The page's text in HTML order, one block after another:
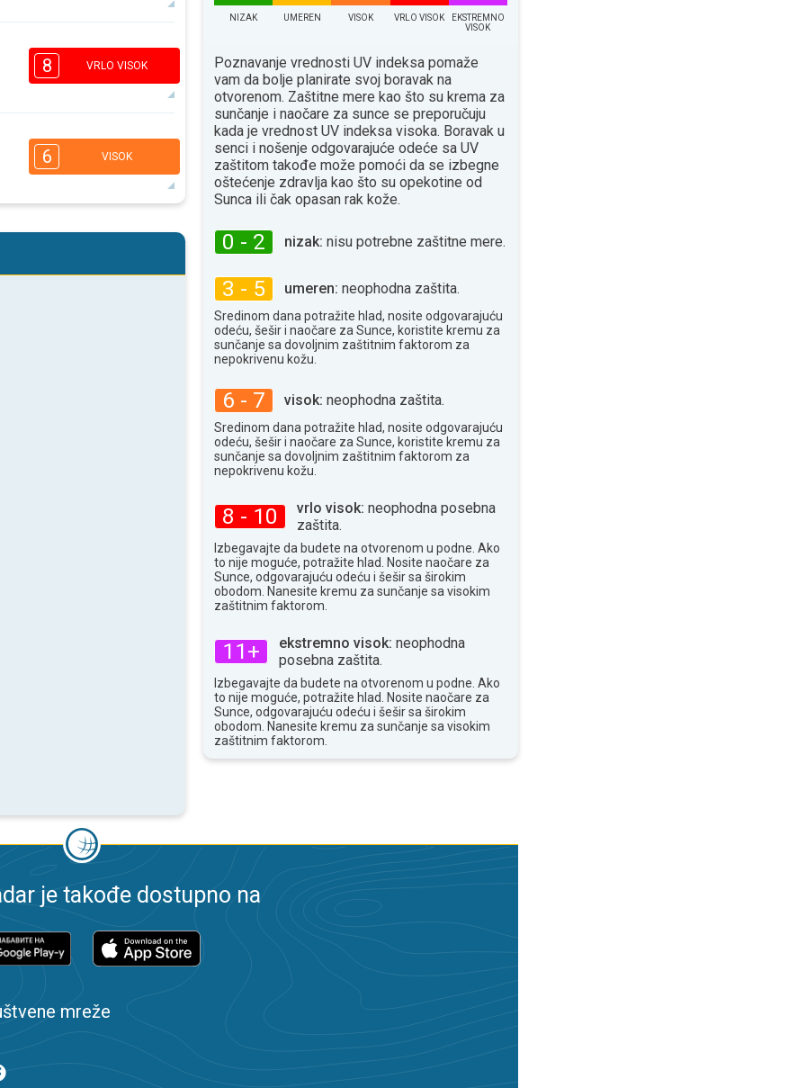
31°maks
4
16:00
2
32°maks
8 VRLO VISOK
4
16:00
2
33°maks
6 VISOK
2
1
NIZAK UMEREN VISOK VRLO VISOK
EKSTREMNO
VISOK
Poznavanje vrednosti UV indeksa pomaže
vam da bolje planirate svoj boravak na
otvorenom. Zaštitne mere kao što su krema za
sunčanje i naočare za sunce se preporučuju
kada je vrednost UV indeksa visoka. Boravak u
senci i nošenje odgovarajuće odeće sa UV
zaštitom takođe može pomoći da se izbegne
oštećenje zdravlja kao što su opekotine od
Sunca ili čak opasan rak kože.
0 - 2 nizak: nisu potrebne zaštitne mere.
3 - 5 umeren: neophodna zaštita.
Sredinom dana potražite hlad, nosite odgovarajuću
odeću, šešir i naočare za Sunce, koristite kremu za
sunčanje sa dovoljnim zaštitnim faktorom za
nepokrivenu kožu.
6 - 7 visok: neophodna zaštita.
Sredinom dana potražite hlad, nosite odgovarajuću
odeću, šešir i naočare za Sunce, koristite kremu za
sunčanje sa dovoljnim zaštitnim faktorom za
nepokrivenu kožu.
8 - 10 vrlo visok: neophodna posebna
zaštita.
Izbegavajte da budete na otvorenom u podne. Ako
to nije moguće, potražite hlad. Nosite naočare za
Sunce, odgovarajuću odeću i šešir sa širokim
obodom. Nanesite kremu za sunčanje sa visokim
zaštitnim faktorom.
11+ ekstremno visok: neophodna
posebna zaštita.
Izbegavajte da budete na otvorenom u podne. Ako
to nije moguće, potražite hlad. Nosite naočare za
Sunce, odgovarajuću odeću i šešir sa širokim
obodom. Nanesite kremu za sunčanje sa visokim
zaštitnim faktorom.
je takođe dostupno na
mreže